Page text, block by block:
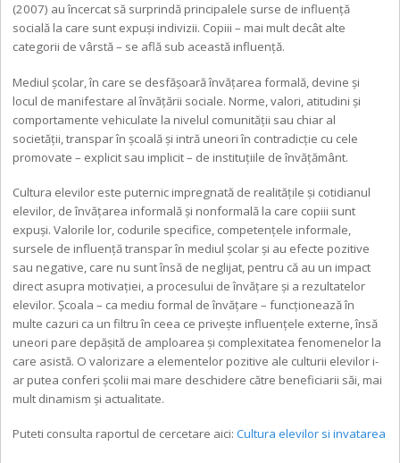
(2007) au încercat să surprindă principalele surse de influenţă
socială la care sunt expuși indivizii. Copiii – mai mult decât alte
categorii de vârstă – se află sub această influenţă.
Mediul școlar, în care se desfășoară învăţarea formală, devine și
locul de manifestare al învăţării sociale. Norme, valori, atitudini și
comportamente vehiculate la nivelul comunităţii sau chiar al
societăţii, transpar în şcoală şi intră uneori în contradicţie cu cele
promovate – explicit sau implicit – de instituţiile de învăţământ.
Cultura elevilor este puternic impregnată de realităţile și cotidianul
elevilor, de învăţarea informală și nonformală la care copiii sunt
expuși. Valorile lor, codurile specifice, competenţele informale,
sursele de influenţă transpar în mediul școlar și au efecte pozitive
sau negative, care nu sunt însă de neglijat, pentru că au un impact
direct asupra motivaţiei, a procesului de învăţare și a rezultatelor
elevilor. Școala – ca mediu formal de învăţare – funcţionează în
multe cazuri ca un filtru în ceea ce privește influenţele externe, însă
uneori pare depășită de amploarea și complexitatea fenomenelor la
care asistă. O valorizare a elementelor pozitive ale culturii elevilor i-
ar putea conferi școlii mai mare deschidere către beneficiarii săi, mai
mult dinamism şi actualitate.
Puteti consulta raportul de cercetare aici:Cultura elevilor si invatarea